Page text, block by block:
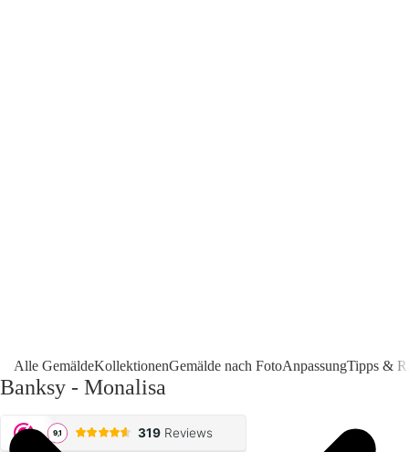
Alle GemäldeKollektionenGemälde nach FotoAnpassungTipps &
Banksy - Monalisa